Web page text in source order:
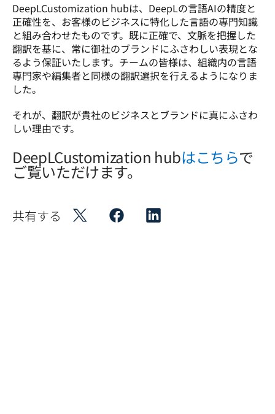
DeepLCustomization hubは、DeepLの言語AIの精度と
正確性を、お客様のビジネスに特化した言語の専門知識
と組み合わせたものです。既に正確で、文脈を把握した
翻訳を基に、常に御社のブランドにふさわしい表現とな
るよう保証いたします。チームの皆様は、組織内の言語
専門家や編集者と同様の翻訳選択を行えるようになりま
した。
それが、翻訳が貴社のビジネスとブランドに真にふさわ
しい理由です。
DeepLCustomization hubはこちらで
ご覧いただけます。
共有する